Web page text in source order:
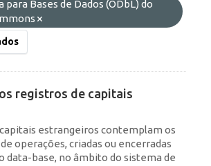
para Bases de Dados (ODbL) do
registros de capitais
estrangeiros contemplam os
operações, criadas ou encerradas
data-base, no âmbito do sistema de